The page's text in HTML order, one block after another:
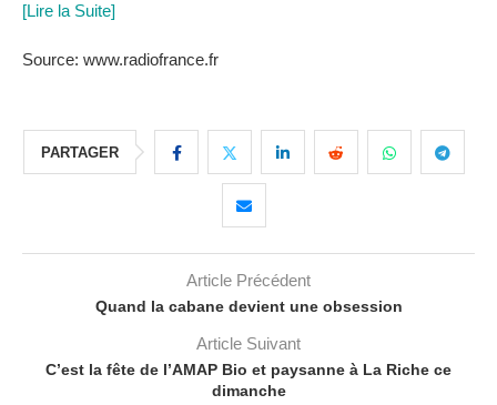
[Lire la Suite]
Source: www.radiofrance.fr
PARTAGER
Article Précédent
Quand la cabane devient une obsession
Article Suivant
C’est la fête de l’AMAP Bio et paysanne à La Riche ce
dimanche